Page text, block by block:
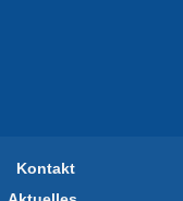
Kontakt